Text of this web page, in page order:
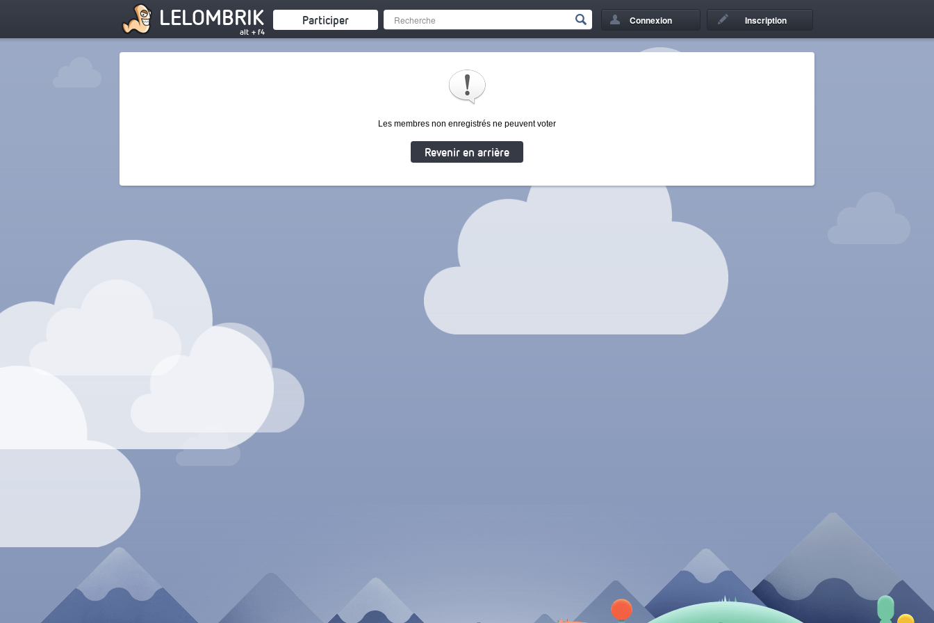
LELOMBRIK
alt + f4
Participer Connexion Inscription
Les membres non enregistrés ne peuvent voter
Revenir en arrière